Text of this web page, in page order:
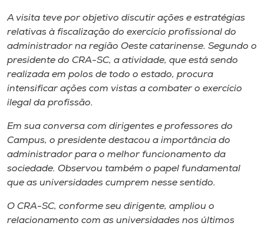
Rádio
Museu
Unoesc
Store
Selecione
A visita teve por objetivo discutir ações e estratégias
relativas à fiscalização do exercício profissional do
administrador na região Oeste catarinense. Segundo o
presidente do CRA-SC, a atividade, que está sendo
realizada em polos de todo o estado, procura
intensificar ações com vistas a combater o exercício
ilegal da profissão.
Em sua conversa com dirigentes e professores do
Campus, o presidente destacou a importância do
administrador para o melhor funcionamento da
sociedade. Observou também o papel fundamental
que as universidades cumprem nesse sentido.
O CRA-SC, conforme seu dirigente, ampliou o
relacionamento com as universidades nos últimos